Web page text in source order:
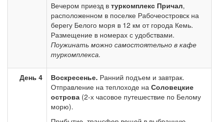
Вечером приезд в туркомплекс Причал,
расположенном в поселке Рабочеостровск на
берегу Белого моря в 12 км от города Кемь.
Размещение в номерах с удобствами.
Поужинать можно самостоятельно в кафе
туркомплекса.
День 4 Воскресенье. Ранний подъем и завтрак.
Отправление на теплоходе на Соловецкие
острова (2-х часовое путешествие по Белому
морю).